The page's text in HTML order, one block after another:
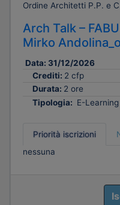
Ordine Architetti P.P. e
Arch Talk –
Mirko
Data: 31/12/2026
Crediti: 2 cfp
Durata: 2 ore
Tipologia: E-
Priorità iscrizioni
nessuna